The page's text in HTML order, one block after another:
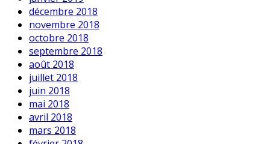
décembre 2018
novembre 2018
octobre 2018
septembre 2018
août 2018
juillet 2018
juin 2018
mai 2018
avril 2018
mars 2018